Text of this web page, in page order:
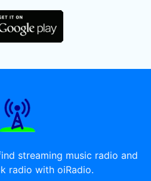
streaming music radio and
radio with oiRadio.